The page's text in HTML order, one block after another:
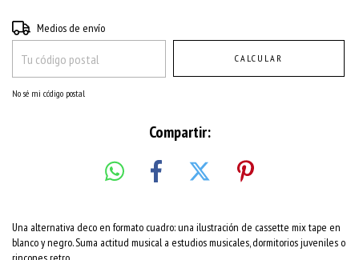
Entregas para el CP:
Medios de envío
CALCULAR
No sé mi código postal
Compartir:
Una alternativa deco en formato cuadro: una ilustración de cassette mix tape en
blanco y negro. Suma actitud musical a estudios musicales, dormitorios juveniles o